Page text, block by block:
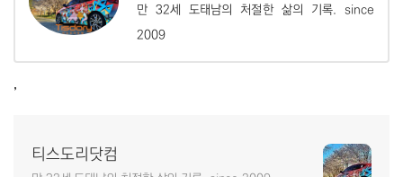
만 32세 도태남의 처절한 삶의 기록. since
2009
,
티스도리닷컴